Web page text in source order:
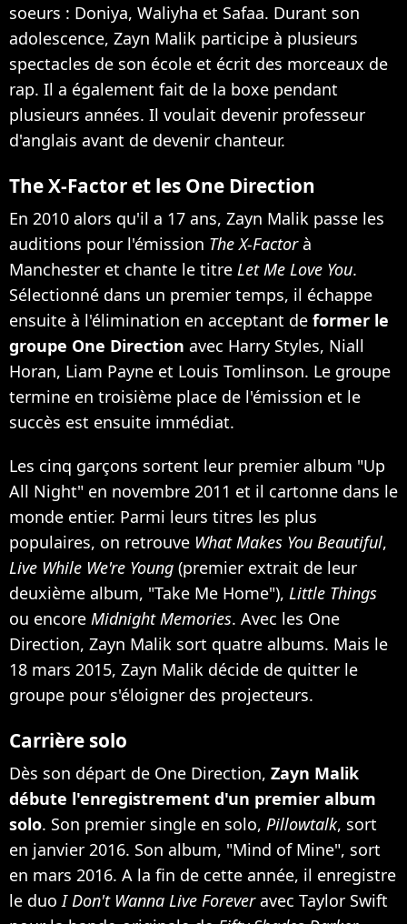
soeurs : Doniya, Waliyha et Safaa. Durant son
adolescence, Zayn Malik participe à plusieurs
spectacles de son école et écrit des morceaux de
rap. Il a également fait de la boxe pendant
plusieurs années. Il voulait devenir professeur
d'anglais avant de devenir chanteur.
The X-Factor et les One Direction
En 2010 alors qu'il a 17 ans, Zayn Malik passe les
auditions pour l'émission The X-Factorà
Manchester et chante le titre Let Me Love You.
Sélectionné dans un premier temps, il échappe
ensuite à l'élimination en acceptant de former le
groupe One Direction avec Harry Styles, Niall
Horan, Liam Payne et Louis Tomlinson. Le groupe
termine en troisième place de l'émission et le
succès est ensuite immédiat.
Les cinq garçons sortent leur premier album "Up
All Night" en novembre 2011 et il cartonne dans le
monde entier. Parmi leurs titres les plus
populaires, on retrouve What Makes You Beautiful,
Live While We're Young (premier extrait de leur
deuxième album, "Take Me Home"), Little Things
ou encore Midnight Memories. Avec les One
Direction, Zayn Malik sort quatre albums. Mais le
18 mars 2015, Zayn Malik décide de quitter le
groupe pour s'éloigner des projecteurs.
Carrière solo
Dès son départ de One Direction, Zayn Malik
débute l'enregistrement d'un premier album
solo. Son premier single en solo, Pillowtalk, sort
en janvier 2016. Son album, "Mind of Mine", sort
en mars 2016. A la fin de cette année, il enregistre
le duoI Don't Wanna Live Foreveravec Taylor Swift